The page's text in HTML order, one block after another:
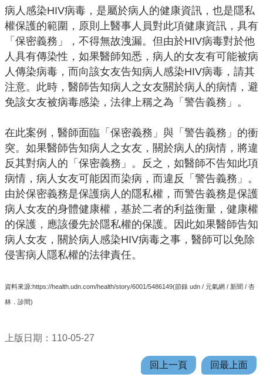
隱
私
權
政
策
站
安
全
政
策
政
府
網
站
資
開
放
告
病人感染HIV病毒，是屬於病人的健康資訊，也是隱私
權保護的範圍，原則上醫事人員對此項健康資訊，具有
「保密義務」，不得無故洩漏。但由於HIV病毒對於他
人具有傳染性，如果醫師知悉，病人的女友有可能被病
人傳染病毒，而向該女友告知病人感染HIV病毒，請其
注意。此時，醫師告知病人之女友關於病人的病情，避
免該女友被病毒感染，法律上稱之為「警告義務」。
在此案例，醫師面臨「保密義務」與「警告義務」的衝
突。如果醫師告知病人之女友，關於病人的病情，將違
反其對病人的「保密義務」。反之，如醫師不告知此項
病情，病人女友可能因而染病，而違反「警告義務」。
由於保密義務是保護病人的隱私權，而警告義務是保護
病人女友的身體健康權，基於二者的利益衡量，健康權
的保護，應該優先於隱私權的保護。因此如果醫師告知
病人女友，關於病人感染HIV病毒之事，醫師可以免除
侵害病人隱私權的法律責任。
資料來源:​https://health.udn.com/health/story/6001/5486149(節錄 udn / 元氣網 / 新聞 / 杏
林．診間)
上版日期：110-05-27
回上一頁 回最上面